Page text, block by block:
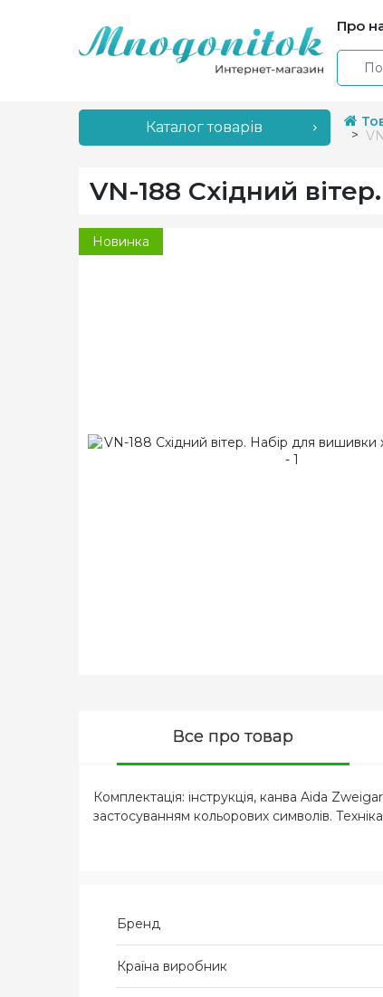
Про
Каталог товарів
VN-188 Східний
Новинка
Все про товар
Комплектація: інструкція, канва Aida
застосуванням кольорових символів.
Бренд
Країна виробник